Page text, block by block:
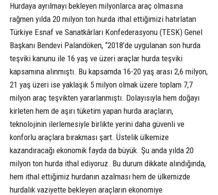
Hurdaya ayrılmayı bekleyen milyonlarca araç olmasına
rağmen yılda 20 milyon ton hurda ithal ettiğimizi hatırlatan
Türkiye Esnaf ve Sanatkârları Konfederasyonu (TESK) Genel
Başkanı Bendevi Palandöken, “2018’de uygulanan son hurda
teşviki kanunu ile 16 yaş ve üzeri araçlar hurda teşviki
kapsamına alınmıştı. Bu kapsamda 16-20 yaş arası 2,6 milyon,
21 yaş üzeri ise yaklaşık 5 milyon olmak üzere toplam 7,7
milyon araç teşvikten yararlanmıştı. Dolayısıyla hem doğayı
kirleten hem de aşırı tüketim yapan hurda araçların,
teknolojinin ilerlemesiyle birlikte yerini daha güvenli ve
konforlu araçlara bırakması şart. Üstelik ülkemize
kazandıracağı ekonomik fayda da büyük. Şu anda yılda 20
milyon ton hurda ithal ediyoruz. Bu durum dikkate alındığında,
hem ithal ettiğimiz hurdanın azalması hem de ülkemizde
hurdalık vaziyette bekleyen araçların ekonomiye